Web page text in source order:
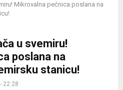
Mikrovalna pećnica poslana na
u svemiru!
poslana na
stanicu!
22:28